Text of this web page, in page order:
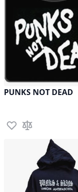
PUNKS NOT DEAD
Add to Wish List
Add to Compare